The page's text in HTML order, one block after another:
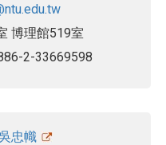
博理館519室
2-33669598
忠幟